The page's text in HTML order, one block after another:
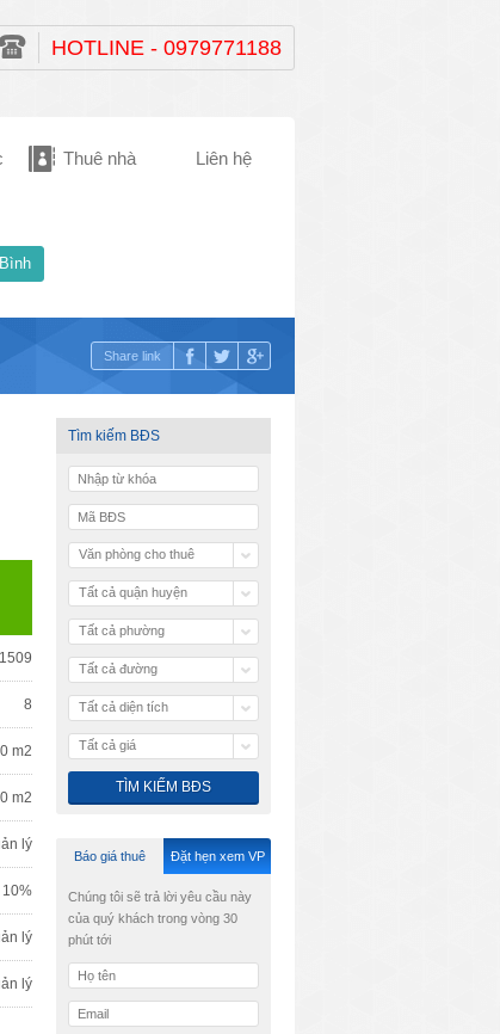
HOTLINE - 0979771188
Thuê nhà Liên hệ
Share link
1509
8
m2
m2
lý
10%
lý
lý
Tìm kiếm BĐS
Văn phòng cho thuê
Tất cả quận huyện
Tất cả phường
Tất cả đường
Tất cả diện tích
Tất cả giá
Báo giá thuê Đặt hẹn xem VP
Chúng tôi sẽ trả lời yêu cầu này
của quý khách trong vòng 30
phút tới